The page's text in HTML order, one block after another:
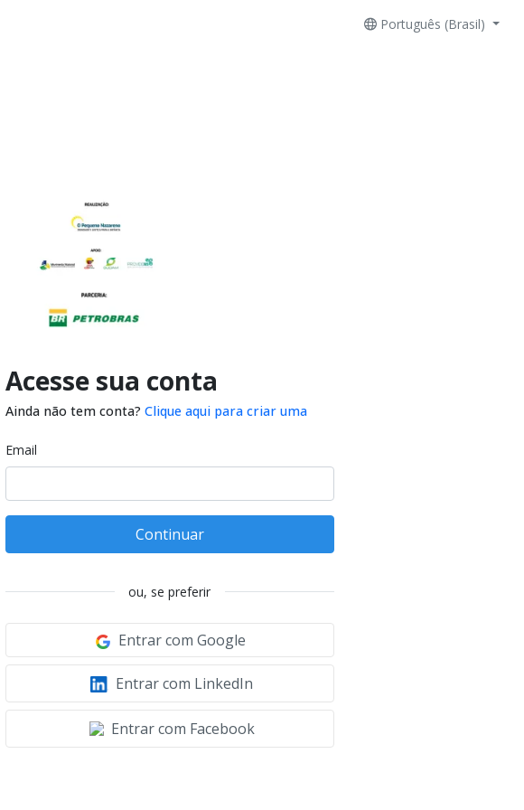
Português (Brasil)
Acesse sua conta
Ainda não tem conta? Clique aqui para criar uma
Email
Continuar
ou, se preferir
Entrar com Google
Entrar com LinkedIn
Entrar com Facebook